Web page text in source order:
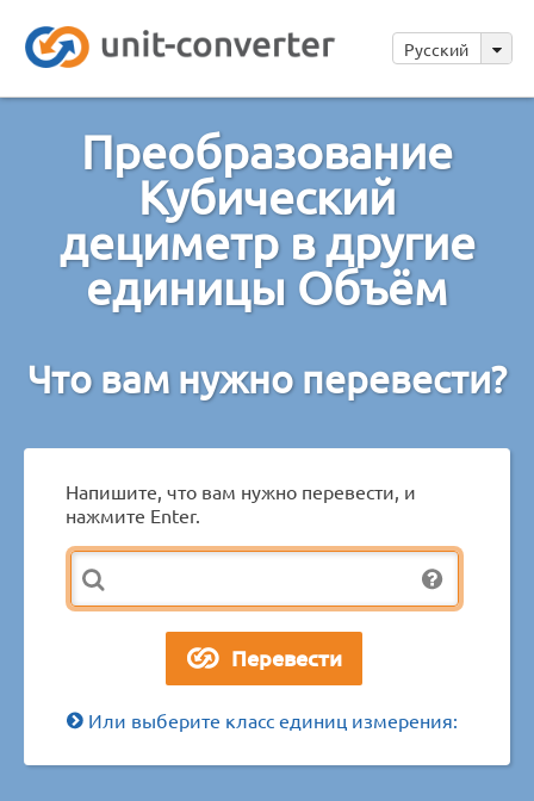
Русский
Преобразование
Кубический
дециметр в другие
единицы Объём
Что вам нужно перевести?
Напишите, что вам нужно перевести, и
нажмите Enter.
Или выберите класс единиц измерения: